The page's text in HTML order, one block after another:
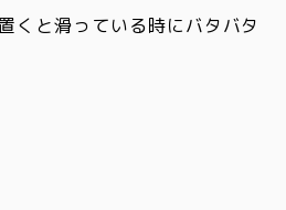
くと滑っている時にバタバタ